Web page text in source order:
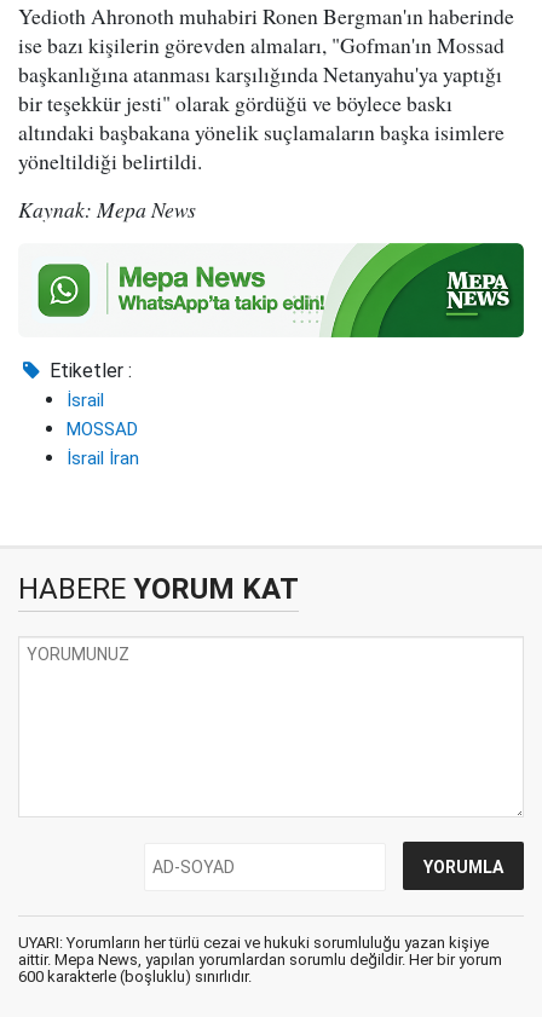
Yedioth Ahronoth muhabiri Ronen Bergman'ın haberinde
ise bazı kişilerin görevden almaları, "Gofman'ın Mossad
başkanlığına atanması karşılığında Netanyahu'ya yaptığı
bir teşekkür jesti" olarak gördüğü ve böylece baskı
altındaki başbakana yönelik suçlamaların başka isimlere
yöneltildiği belirtildi.
Kaynak: Mepa News
Etiketler :
İsrail
MOSSAD
İsrail İran
HABERE YORUM KAT
UYARI: Yorumların her türlü cezai ve hukuki sorumluluğu yazan kişiye
aittir. Mepa News, yapılan yorumlardan sorumlu değildir. Her bir yorum
600 karakterle (boşluklu) sınırlıdır.